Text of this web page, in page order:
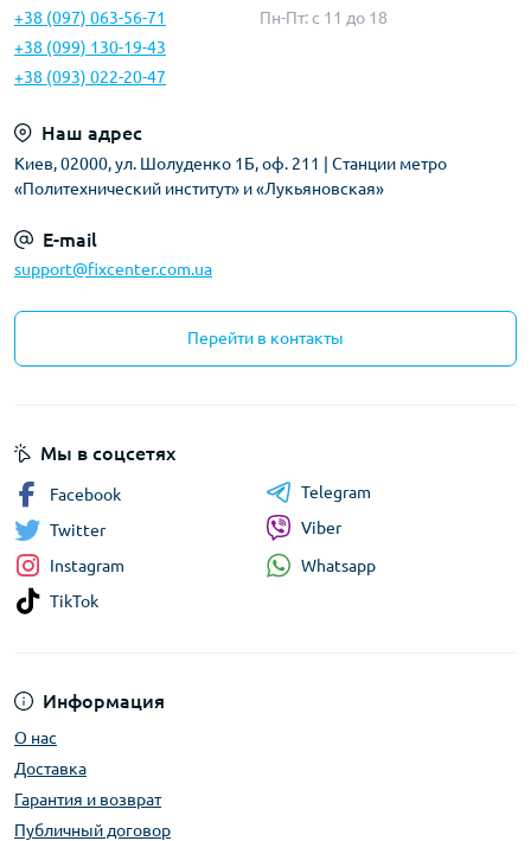
+38 (097) 063-56-71
+38 (099) 130-19-43
+38 (093) 022-20-47
Пн-Пт: c 11 до 18
Наш адрес
Киев, 02000, ул. Шолуденко 1Б, оф. 211 | Станции метро
«Политехнический институт» и «Лукьяновская»
E-mail
support@fixcenter.com.ua
Перейти в контакты
Информация
О нас
Доставка
Гарантия и возврат
Публичный договор
Мы в соцсетях
Facebook
Twitter
Instagram
TikTok
Telegram
Viber
Whatsapp